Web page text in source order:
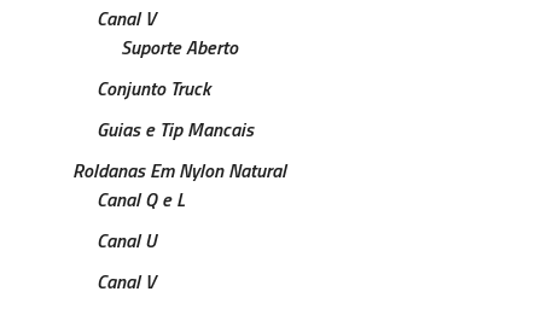
Canal V
Suporte Aberto
Conjunto Truck
Guias e Tip Mancais
Roldanas Em Nylon Natural
Canal Q e L
Canal U
Canal V